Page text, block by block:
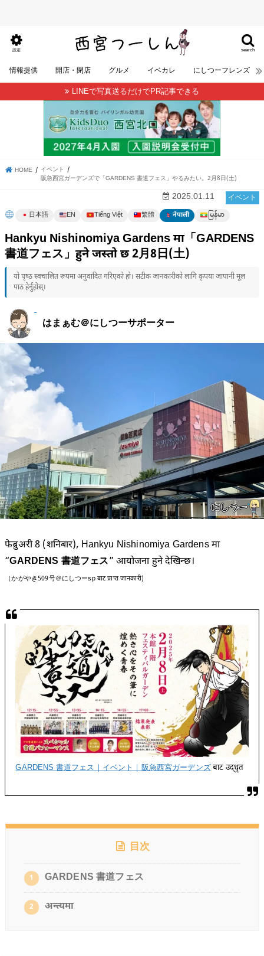
search
設定
情報提供 開店・閉店 グルメ イベカレ にしつーフレンズ
LINEで写真送るだけでPR記事できる
HOME
イベント
阪急西宮ガーデンズで「GARDENS 書道フェス」やるみたい。2月8日(土)
イベント
2025.01.11
日本語 EN Tiếng Việt 繁體 नेपाली မြန်မာ
Hankyu Nishinomiya Gardens मा「GARDENS
書道フェス」हुने जस्तो छ 2月8日(土)
यो पृष्ठ स्वचालित रूपमा अनुवादित गरिएको हो। सटीक जानकारीको लागि कृपया जापानी मूल
पाठ हेर्नुहोस्।
はまぁむ＠にしつーサポーター
फेब्रुअरी 8 (शनिबार), Hankyu Nishinomiya Gardens मा
“GARDENS 書道フェス” आयोजना हुने देखिन्छ।
（かがやき509号＠にしつーsp बाट प्राप्त जानकारी)
GARDENS 書道フェス｜イベント｜阪急西宮ガーデンズबाट उद्धृत
目次
1 GARDENS 書道フェス
2 अन्त्यमा